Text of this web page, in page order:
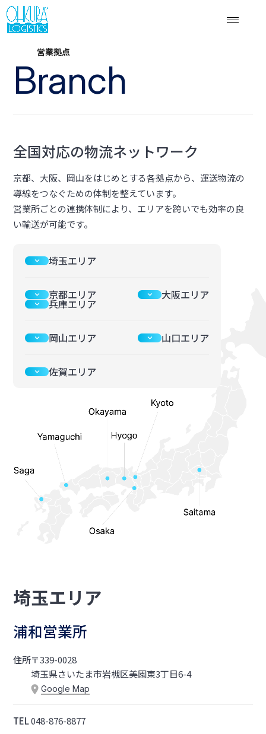
営業拠点
Branch
全国対応の物流ネットワーク
京都、大阪、岡山をはじめとする各拠点から、運送物流の
導線をつなぐための体制を整えています。
営業所ごとの連携体制により、エリアを跨いでも効率の良
い輸送が可能です。
keyboard_arrow_down 埼玉エリア
keyboard_arrow_down 京都エリア keyboard_arrow_down 大阪エリア
keyboard_arrow_down 兵庫エリア
keyboard_arrow_down 岡山エリア keyboard_arrow_down 山口エリア
keyboard_arrow_down 佐賀エリア
埼玉エリア
浦和営業所
住所〒339-0028
埼玉県さいたま市岩槻区美園東3丁目6-4
Google Map
TEL048-876-8877